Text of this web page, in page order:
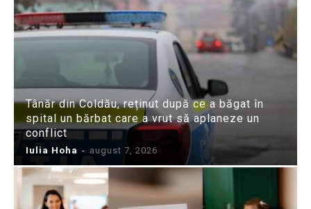
Tânăr din Coldău, reținut după ce a băgat în
spital un bărbat care a vrut să aplaneze un
conflict
Iulia Hoha - august 7, 2026